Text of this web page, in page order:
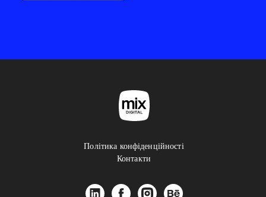
Політика конфіденційності
Контакти